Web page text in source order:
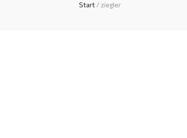
Start /ziegler